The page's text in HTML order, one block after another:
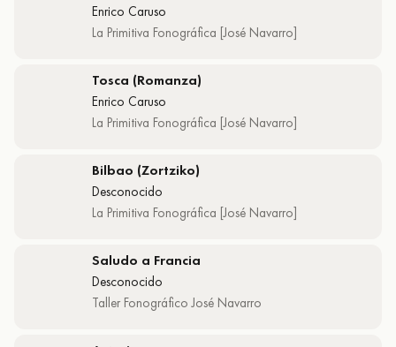
Enrico Caruso
La Primitiva Fonográfica [José Navarro]
Tosca (Romanza)
Enrico Caruso
La Primitiva Fonográfica [José Navarro]
Bilbao (Zortziko)
Desconocido
La Primitiva Fonográfica [José Navarro]
Saludo a Francia
Desconocido
Taller Fonográfico José Navarro